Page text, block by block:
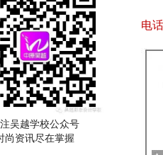
电
吴越学校公众号
尚资讯尽在掌握